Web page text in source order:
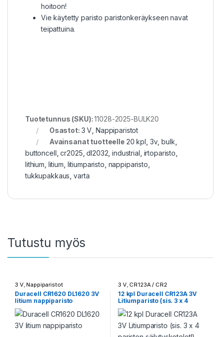
hoitoon!
Vie käytetty paristo paristonkeräykseen navat
teipattuina.
Tuotetunnus (SKU):11028-2025-BULK20
Osastot: 3 V Nappiparistot
Avainsanat tuotteelle 20 kpl 3v,bulk
buttoncell ,cr2025 ,dl2032 ,industrial irtoparisto
lithium litium litiumparisto nappiparisto
tukkupakkaus ,varta
Tutustu myös
3 V, Nappiparistot
Duracell CR1620 DL1620 3V
litium nappiparisto
3 V, CR123A / CR2
12 kpl Duracell CR123A 3V
Litiumparisto (sis. 3 x 4
pariston säilytyskotelot!)